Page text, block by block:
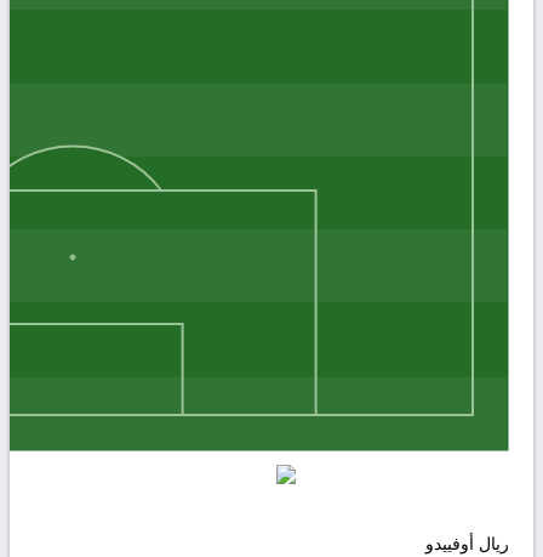
ريال أوفييدو